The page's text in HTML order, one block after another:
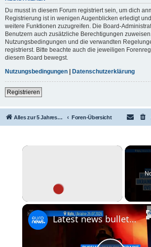
Du musst in diesem Forum registriert sein, um dich
Registrierung ist in wenigen Augenblicken erledigt
weitere Funktionen zuzugreifen. Die Board-
Benutzern auch zusätzliche Berechtigungen
Nutzungsbedingungen und die verwandten
registrierst. Bitte beachte auch die jeweiligen
diesem Board bewegst.
Nutzungsbedingungen | Datenschutzerklärung
Registrieren
Alles zur 5 Jahreswertung / Tabelle der UEFA mit vielen Statistiken. Foren-Übersicht
×
Latest news bulletin | July 27th, 2026 – Morning